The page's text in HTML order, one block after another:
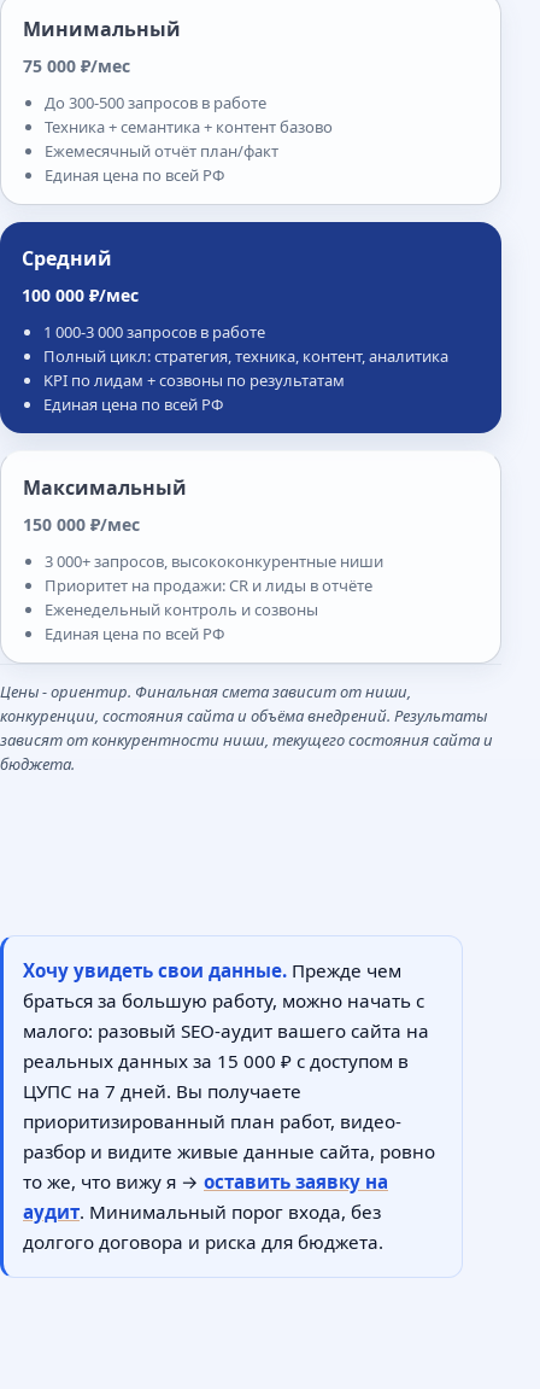
Минимальный
75 000 ₽/мес
До 300-500 запросов в работе
Техника + семантика + контент базово
Ежемесячный отчёт план/факт
Единая цена по всей РФ
Средний
100 000 ₽/мес
1 000-3 000 запросов в работе
Полный цикл: стратегия, техника, контент, аналитика
KPI по лидам + созвоны по результатам
Единая цена по всей РФ
Максимальный
150 000 ₽/мес
3 000+ запросов, высококонкурентные ниши
Приоритет на продажи: CR и лиды в отчёте
Еженедельный контроль и созвоны
Единая цена по всей РФ
Цены - ориентир. Финальная смета зависит от ниши,
конкуренции, состояния сайта и объёма внедрений. Результаты
зависят от конкурентности ниши, текущего состояния сайта и
бюджета.
Хочу увидеть свои данные. Прежде чем
браться за большую работу, можно начать с
малого: разовый SEO-аудит вашего сайта на
реальных данных за 15 000 ₽ с доступом в
ЦУПС на 7 дней. Вы получаете
приоритизированный план работ, видео-
разбор и видите живые данные сайта, ровно
то же, что вижу я → оставить заявку на
аудит. Минимальный порог входа, без
долгого договора и риска для бюджета.